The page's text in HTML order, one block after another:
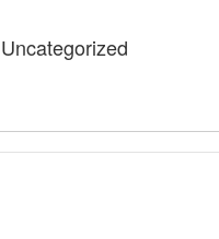
Uncategorized